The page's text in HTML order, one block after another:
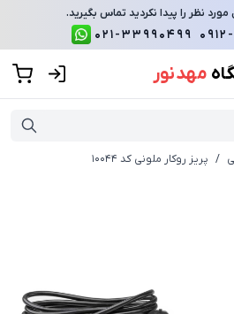
نظر را پیدا نکردید تماس بگیرید.
021-33990499
مهد نور
/ پریز روکار ملونی کد 10044